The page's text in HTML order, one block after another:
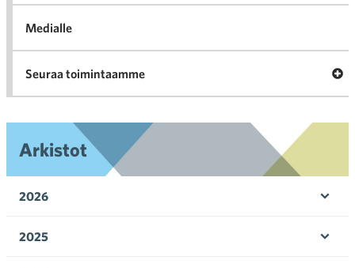
Medialle
Seuraa toimintaamme
Arkistot
2026
2025